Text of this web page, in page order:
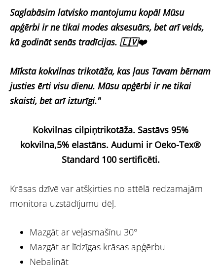
Saglabāsim latvisko mantojumu kopā! Mūsu
apģērbi ir ne tikai modes aksesuārs, bet arī veids,
kā godināt senās tradīcijas. 🇱🇻❤️
Mīksta kokvilnas trikotāža, kas ļaus Tavam bērnam
justies ērti visu dienu. Mūsu apģērbi ir ne tikai
skaisti, bet arī izturīgi."
Kokvilnas cilpiņtrikotāža. Sastāvs 95%
kokvilna,5% elastāns. Audumi ir Oeko-Tex®
Standard 100 sertificēti.
Krāsas dzīvē var atšķirties no attēlā redzamajām
monitora uzstādījumu dēļ.
Mazgāt ar veļasmašīnu 30°
Mazgāt ar līdzīgas krāsas apģērbu
Nebalināt